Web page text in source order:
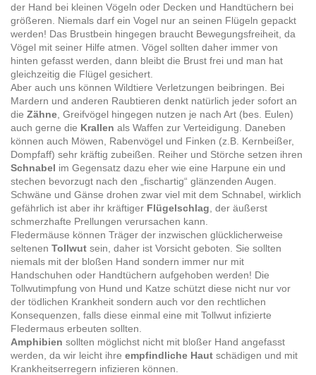
der Hand bei kleinen Vögeln oder Decken und Handtüchern bei
größeren. Niemals darf ein Vogel nur an seinen Flügeln gepackt
werden! Das Brustbein hingegen braucht Bewegungsfreiheit, da
Vögel mit seiner Hilfe atmen. Vögel sollten daher immer von
hinten gefasst werden, dann bleibt die Brust frei und man hat
gleichzeitig die Flügel gesichert.
Aber auch uns können Wildtiere Verletzungen beibringen. Bei
Mardern und anderen Raubtieren denkt natürlich jeder sofort an
die Zähne , Greifvögel hingegen nutzen je nach Art (bes. Eulen)
auch gerne die Krallen als Waffen zur Verteidigung. Daneben
können auch Möwen, Rabenvögel und Finken (z.B. Kernbeißer,
Dompfaff) sehr kräftig zubeißen. Reiher und Störche setzen ihren
Schnabel im Gegensatz dazu eher wie eine Harpune ein und
stechen bevorzugt nach den „fischartig“ glänzenden Augen.
Schwäne und Gänse drohen zwar viel mit dem Schnabel, wirklich
gefährlich ist aber ihr kräftiger Flügelschlag , der äußerst
schmerzhafte Prellungen verursachen kann.
Fledermäuse können Träger der inzwischen glücklicherweise
seltenen Tollwut sein, daher ist Vorsicht geboten. Sie sollten
niemals mit der bloßen Hand sondern immer nur mit
Handschuhen oder Handtüchern aufgehoben werden! Die
Tollwutimpfung von Hund und Katze schützt diese nicht nur vor
der tödlichen Krankheit sondern auch vor den rechtlichen
Konsequenzen, falls diese einmal eine mit Tollwut infizierte
Fledermaus erbeuten sollten.
Amphibien sollten möglichst nicht mit bloßer Hand angefasst
werden, da wir leicht ihre empfindliche Haut schädigen und mit
Krankheitserregern infizieren können.